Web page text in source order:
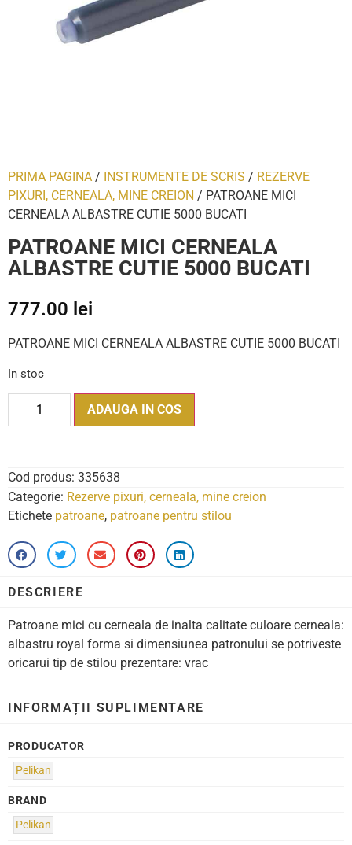
PRIMA PAGINA / INSTRUMENTE DE SCRIS / REZERVE
PIXURI, CERNEALA, MINE CREION / PATROANE MICI
CERNEALA ALBASTRE CUTIE 5000 BUCATI
PATROANE MICI CERNEALA
ALBASTRE CUTIE 5000 BUCATI
777.00 lei
PATROANE MICI CERNEALA ALBASTRE CUTIE 5000 BUCATI
In stoc
ADAUGA IN COS
Cod produs: 335638
Categorie: Rezerve pixuri, cerneala, mine creion
Etichete patroane, patroane pentru stilou
DESCRIERE
Patroane mici cu cerneala de inalta calitate culoare cerneala:
albastru royal forma si dimensiunea patronului se potriveste
oricarui tip de stilou prezentare: vrac
INFORMAȚII SUPLIMENTARE
PRODUCATOR
Pelikan
BRAND
Pelikan